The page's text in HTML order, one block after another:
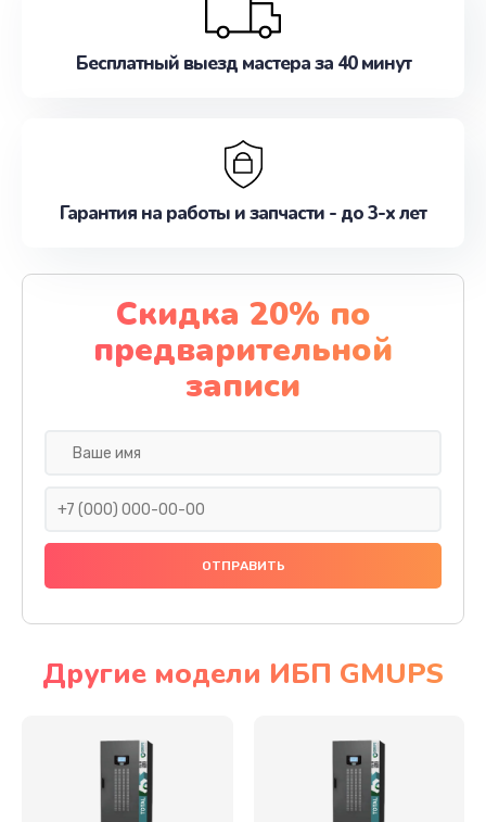
Бесплатный выезд мастера за 40 минут
Гарантия на работы и запчасти - до 3-х лет
Скидка 20% по
предварительной
записи
Другие модели ИБП GMUPS